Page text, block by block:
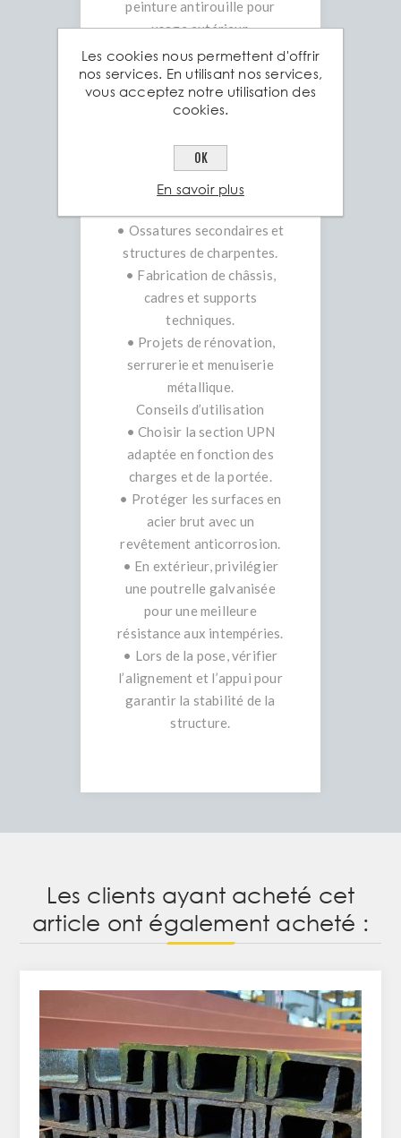
peinture antirouille pour
usage extérieur.
• Facilité d’assemblage :
compatibles avec les
fixations par soudure,
boulonnage ou rivetage.
• Renforts de murs,
linteaux et encadrements
• Ossatures secondaires et
structures de charpentes.
• Fabrication de châssis,
cadres et supports
techniques.
• Projets de rénovation,
serrurerie et menuiserie
métallique.
Conseils d’utilisation
• Choisir la section UPN
adaptée en fonction des
charges et de la portée.
• Protéger les surfaces en
acier brut avec un
revêtement anticorrosion.
• En extérieur, privilégier
une poutrelle galvanisée
pour une meilleure
résistance aux intempéries.
• Lors de la pose, vérifier
l’alignement et l’appui pour
garantir la stabilité de la
structure.
Les clients ayant acheté cet
article ont également acheté :
Les cookies nous permettent d'offrir
nos services. En utilisant nos services,
vous acceptez notre utilisation des
cookies.
OK
En savoir plus